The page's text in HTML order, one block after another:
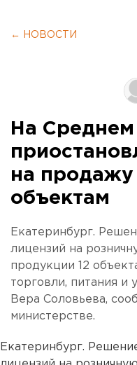
← НОВОСТИ
На
на продажу
объектам
Екатеринбург.
лицензий на
продукции 12
торговли, питания и
Вера Соловьева,
министерстве.
Екатеринбург.